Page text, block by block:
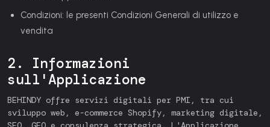
Condizioni: le presenti Condizioni Generali di utilizzo e
vendita
2. Informazioni
sull'Applicazione
BEHINDY offre servizi digitali per PMI, tra cui
sviluppo web, e-commerce Shopify, marketing digitale,